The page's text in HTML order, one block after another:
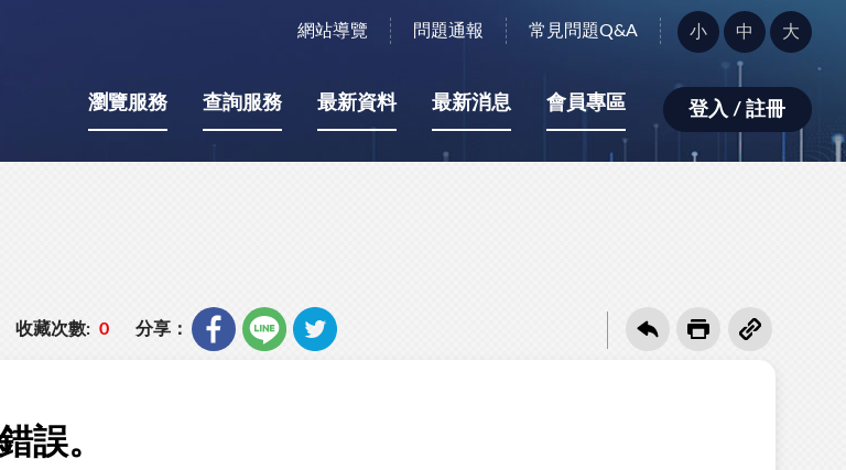
網站導覽 問題通報 常見問題Q&A
字
型
小：
小 中 大
瀏覽服務 查詢服務 最新資料 最新消息 會員專區 登入 / 註冊
收藏次數: 0 分享：